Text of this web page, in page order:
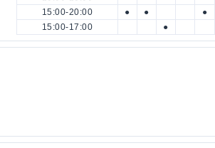
15:00-20:00
● ● ●
15:00-17:00
●